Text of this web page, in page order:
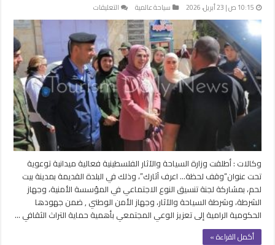
10:15 ص | 23 أبريل، 2026 سياحة عالمية التعليقات
وقف
لحظة
..
اعرف
آثارك
فعالية
لوزارة
السياحة
الفلسطينية
لحماية
التراث
مغلقة
وكالات : أطلقت وزارة السياحة والآثار الفلسطينية فعالية ميدانية توعوية
تحت عنوان“وقف لحظة… اعرف آثارك”، وذلك في البلدة القديمة بمدينة بيت
لحم، بمشاركة لجنة تنسيق النوع الاجتماعي في المؤسسة الأمنية، وجهاز
الشرطة، وشرطة السياحة والآثار، وجهاز الأمن الوطني , ضمن جهودها
الحكومية الرامية إلى تعزيز الوعي المجتمعي بأهمية حماية التراث الثقافي …
أكمل القراءة »